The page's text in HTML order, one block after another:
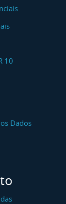
10
Dados